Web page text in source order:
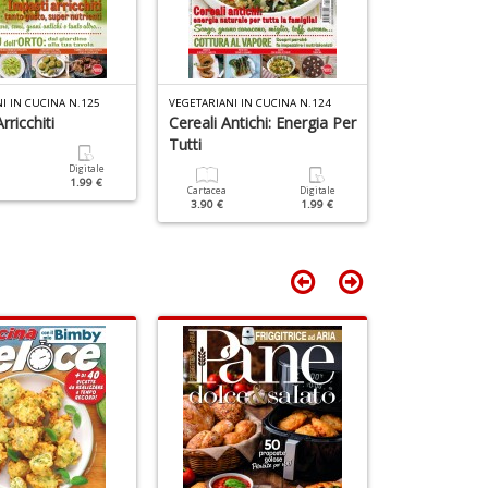
IN CUCINA N.125
Digitale
1.99 €
VEGETARIANI IN CUCINA N.124
Cereali Antichi: Energia Per
Tutti
Cartacea
3.90 €
Digitale
1.99 €